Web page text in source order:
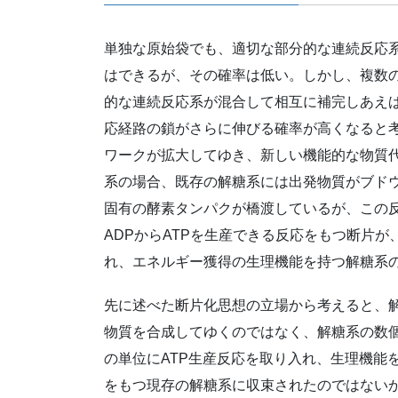
単独な原始袋でも、適切な部分的な連続反応
はできるが、その確率は低い。しかし、複数
的な連続反応系が混合して相互に補完しあえ
応経路の鎖がさらに伸びる確率が高くなると
ワークが拡大してゆき、新しい機能的な物
系の場合、既存の解糖系には出発物質がブ
固有の酵素タンパクが橋渡しているが、こ
ADPからATPを生産できる反応をもつ断片が
れ、エネルギー獲得の生理機能を持つ解糖系
先に述べた断片化思想の立場から考えると、
物質を合成してゆくのではなく、解糖系の数
の単位にATP生産反応を取り入れ、生理機能
をもつ現存の解糖系に収束されたのではな